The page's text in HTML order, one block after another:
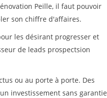
Peille, il faut pouvoir
son chiffre d'affaires.
les désirant progresser et
de leads prospectsion
ou au porte à porte. Des
investissement sans garantie